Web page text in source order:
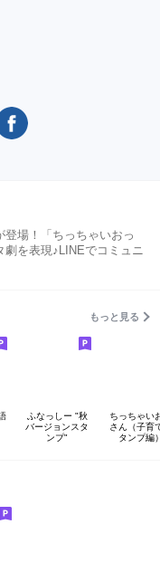
登場！「ちっちゃいおっ
を表現♪LINEでコミュニ
もっと見る
ふなっしー "秋
バージョンスタ
ンプ"
ちっちゃい
さん（子育
タンプ編